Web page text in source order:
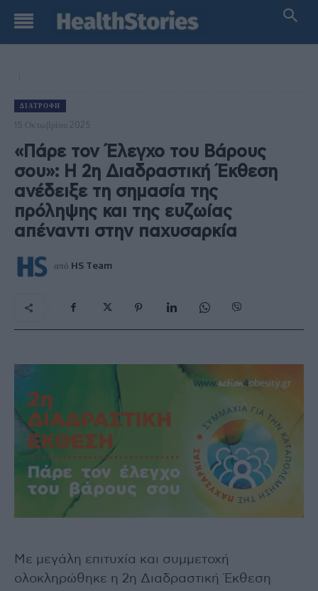
ΔΙΑΤΡΟΦΉ
15 Οκτωβρίου 2025
«Πάρε τον Έλεγχο του Βάρους
σου»: Η 2η Διαδραστική Έκθεση
ανέδειξε τη σημασία της
πρόληψης και της ευζωίας
απέναντι στην παχυσαρκία
από HS Team
Με μεγάλη επιτυχία και συμμετοχή
ολοκληρώθηκε η 2η Διαδραστική Έκθεση